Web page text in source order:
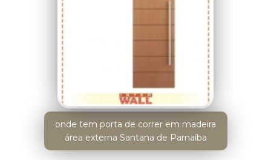
onde tem porta de correr em madeira
área externa Santana de Parnaíba